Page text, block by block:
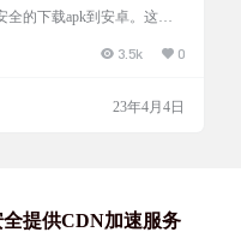
全的下载apk到安卓。这个
址 https://apkpure.com/
3.5k 0
23年4月4日
提供CDN加速服务